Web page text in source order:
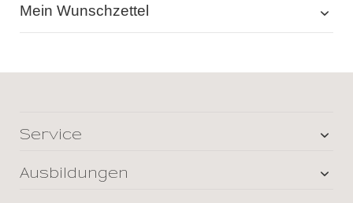
Mein Wunschzettel
Service
Ausbildungen